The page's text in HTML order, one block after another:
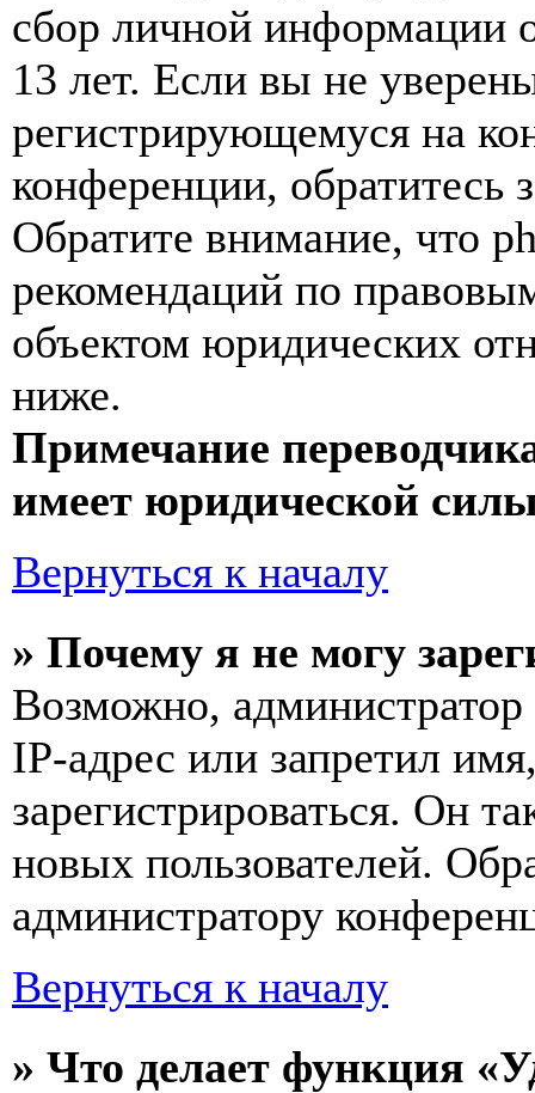
сбор личной информации
13 лет. Если вы не
регистрирующемуся на
конференции, обратитесь
Обратите внимание, что
рекомендаций по
объектом юридических
ниже.
Примечание
имеет юридической
Вернуться к началу
» Почему я не могу
Возможно,
IP-адрес или запретил
зарегистрироваться. Он
новых пользователей.
администратору
Вернуться к началу
» Что делает функция